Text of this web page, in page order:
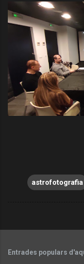
astrofotografia
Entrades populars